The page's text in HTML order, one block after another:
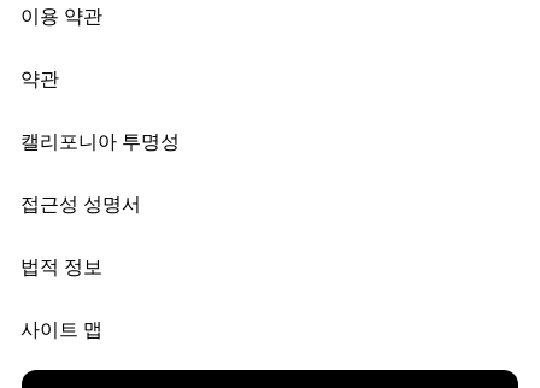
이용 약관
약관
캘리포니아 투명성
접근성 성명서
법적 정보
사이트 맵